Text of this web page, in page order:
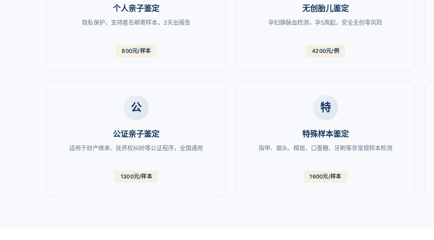
个人亲子鉴定
隐私保护，支持匿名邮寄样本，3天出报告
800元/样本
无创胎儿鉴定
孕妇静脉血检测，孕5周起，安全无创零风险
4200元/例
公
公证亲子鉴定
适用于财产继承、抚养权纠纷等公证程序，全国通用
1300元/样本
特
特殊样本鉴定
指甲、烟头、精斑、口香糖、牙刷等非常规样本检测
1600元/样本